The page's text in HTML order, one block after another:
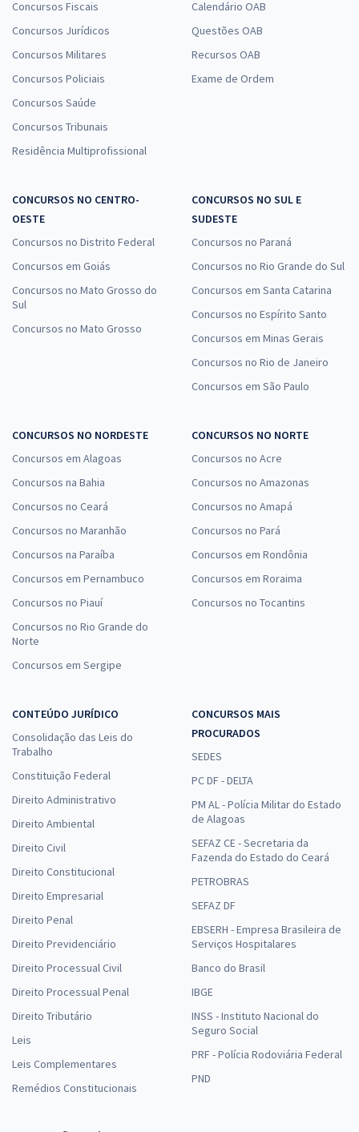
à vista
R$25,52
TJ SC - Tribunal de Justiça do Estado de Santa Catarina - Analista
ou 12x de
R$30,65
Economize R$ 91,96 (-20%)
TJ SC - Tribunal de Justiça do Estado de Santa Catarina - Analista de
Sistemas
à vista
R$31,32
Comprar
TJ SC - Tribunal de Justiça do Estado de Santa Catarina -
Conhecimentos Específicos para Analista Contábil Econômico
à vista
Conhecimentos Específicos para o Cargo de Analista Jurídico (Pós-
à vista
Economize R$ 79,98 (-20%)
Comprar
TJ SC - Tribunal de Justiça do Estado de Santa Catarina - Engenheiro
Eletricista (Pós-Edital)
à vista
R$40,00
Economize R$ 120,00 (-20%)
Comprar
TJ SC - Tribunal de Justiça do Estado de Santa Catarina -
Conhecimentos Específicos para Analista de Sistemas
Concursos Fiscais
Concursos Jurídicos
Concursos Militares
Concursos Policiais
Concursos Saúde
Concursos Tribunais
Residência Multiprofissional
Calendário OAB
Questões OAB
Recursos OAB
Exame de Ordem
CONCURSOS NO CENTRO-
OESTE
Concursos no Distrito Federal
Concursos em Goiás
Concursos no Mato Grosso do
Sul
Concursos no Mato Grosso
CONCURSOS NO SUL E
SUDESTE
Concursos no Paraná
Concursos no Rio Grande do Sul
Concursos em Santa Catarina
Concursos no Espírito Santo
Concursos em Minas Gerais
Concursos no Rio de Janeiro
Concursos em São Paulo
CONCURSOS NO NORDESTE
Concursos em Alagoas
Concursos na Bahia
Concursos no Ceará
Concursos no Maranhão
Concursos na Paraíba
Concursos em Pernambuco
Concursos no Piauí
Concursos no Rio Grande do
Norte
Concursos em Sergipe
CONCURSOS NO NORTE
Concursos no Acre
Concursos no Amazonas
Concursos no Amapá
Concursos no Pará
Concursos em Rondônia
Concursos em Roraima
Concursos no Tocantins
CONTEÚDO JURÍDICO
Consolidação das Leis do
Trabalho
Constituição Federal
Direito Administrativo
Direito Ambiental
Direito Civil
Direito Constitucional
Direito Empresarial
Direito Penal
Direito Previdenciário
Direito Processual Civil
Direito Processual Penal
Direito Tributário
Leis
Leis Complementares
Remédios Constitucionais
CONCURSOS MAIS
PROCURADOS
SEDES
PC DF - DELTA
PM AL - Polícia Militar do Estado
de Alagoas
SEFAZ CE - Secretaria da
Fazenda do Estado do Ceará
PETROBRAS
SEFAZ DF
EBSERH - Empresa Brasileira de
Serviços Hospitalares
Banco do Brasil
IBGE
INSS - Instituto Nacional do
Seguro Social
PRF - Polícia Rodoviária Federal
PND